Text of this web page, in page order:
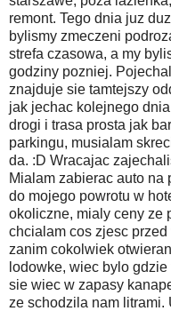
remont. Tego dnia juz
bylismy zmeczeni
strefa czasowa, a my
godziny pozniej.
znajduje sie tamtejszy
jak jechac kolejnego
drogi i trasa prosta jak
parkingu, musialam
da. :D Wracajac
Mialam zabierac auto na
do mojego powrotu w
okoliczne, mialy ceny ze
chcialam cos zjesc
zanim cokolwiek
lodowke, wiec bylo
sie wiec w zapasy
ze schodzila nam litrami.